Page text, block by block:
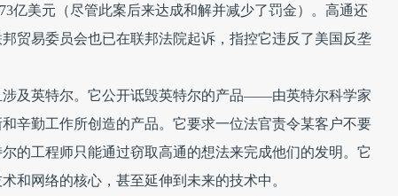
亿美元（尽管此案后来达成和解并减少了罚金）。高通还
贸易委员会也已在联邦法院起诉，指控它违反了美国反垄
及英特尔。它公开诋毁英特尔的产品——由英特尔科学家
辛勤工作所创造的产品。它要求一位法官责令某客户不要
的工程师只能通过窃取高通的想法来完成他们的发明。它
和网络的核心，甚至延伸到未来的技术中。